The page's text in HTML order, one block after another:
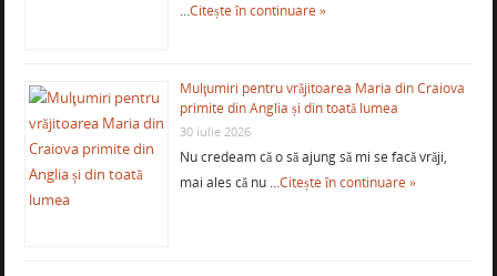
…Citește în continuare »
Mulţumiri pentru vrăjitoarea Maria din Craiova
primite din Anglia și din toată lumea
30 iulie 2026
Nu credeam că o să ajung să mi se facă vrăji,
mai ales că nu …Citește în continuare »